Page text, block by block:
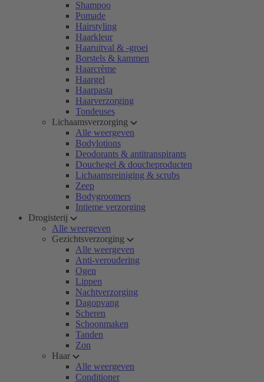
Shampoo
Pomade
Hairstyling
Haarkleur
Haaruitval & -groei
Borstels & kammen
Haarcrème
Haargel
Haarpasta
Haarverzorging
Tondeuses
Lichaamsverzorging
Alle weergeven
Bodylotions
Deodorants & antitranspirants
Douchegel & doucheproducten
Lichaamsreiniging & scrubs
Zeep
Bodygroomers
Intieme verzorging
Drogisterij
Alle weergeven
Gezichtsverzorging
Alle weergeven
Anti-veroudering
Ogen
Lippen
Nachtverzorging
Dagopvang
Scheren
Schoonmaken
Tanden
Zon
Haar
Alle weergeven
Conditioner